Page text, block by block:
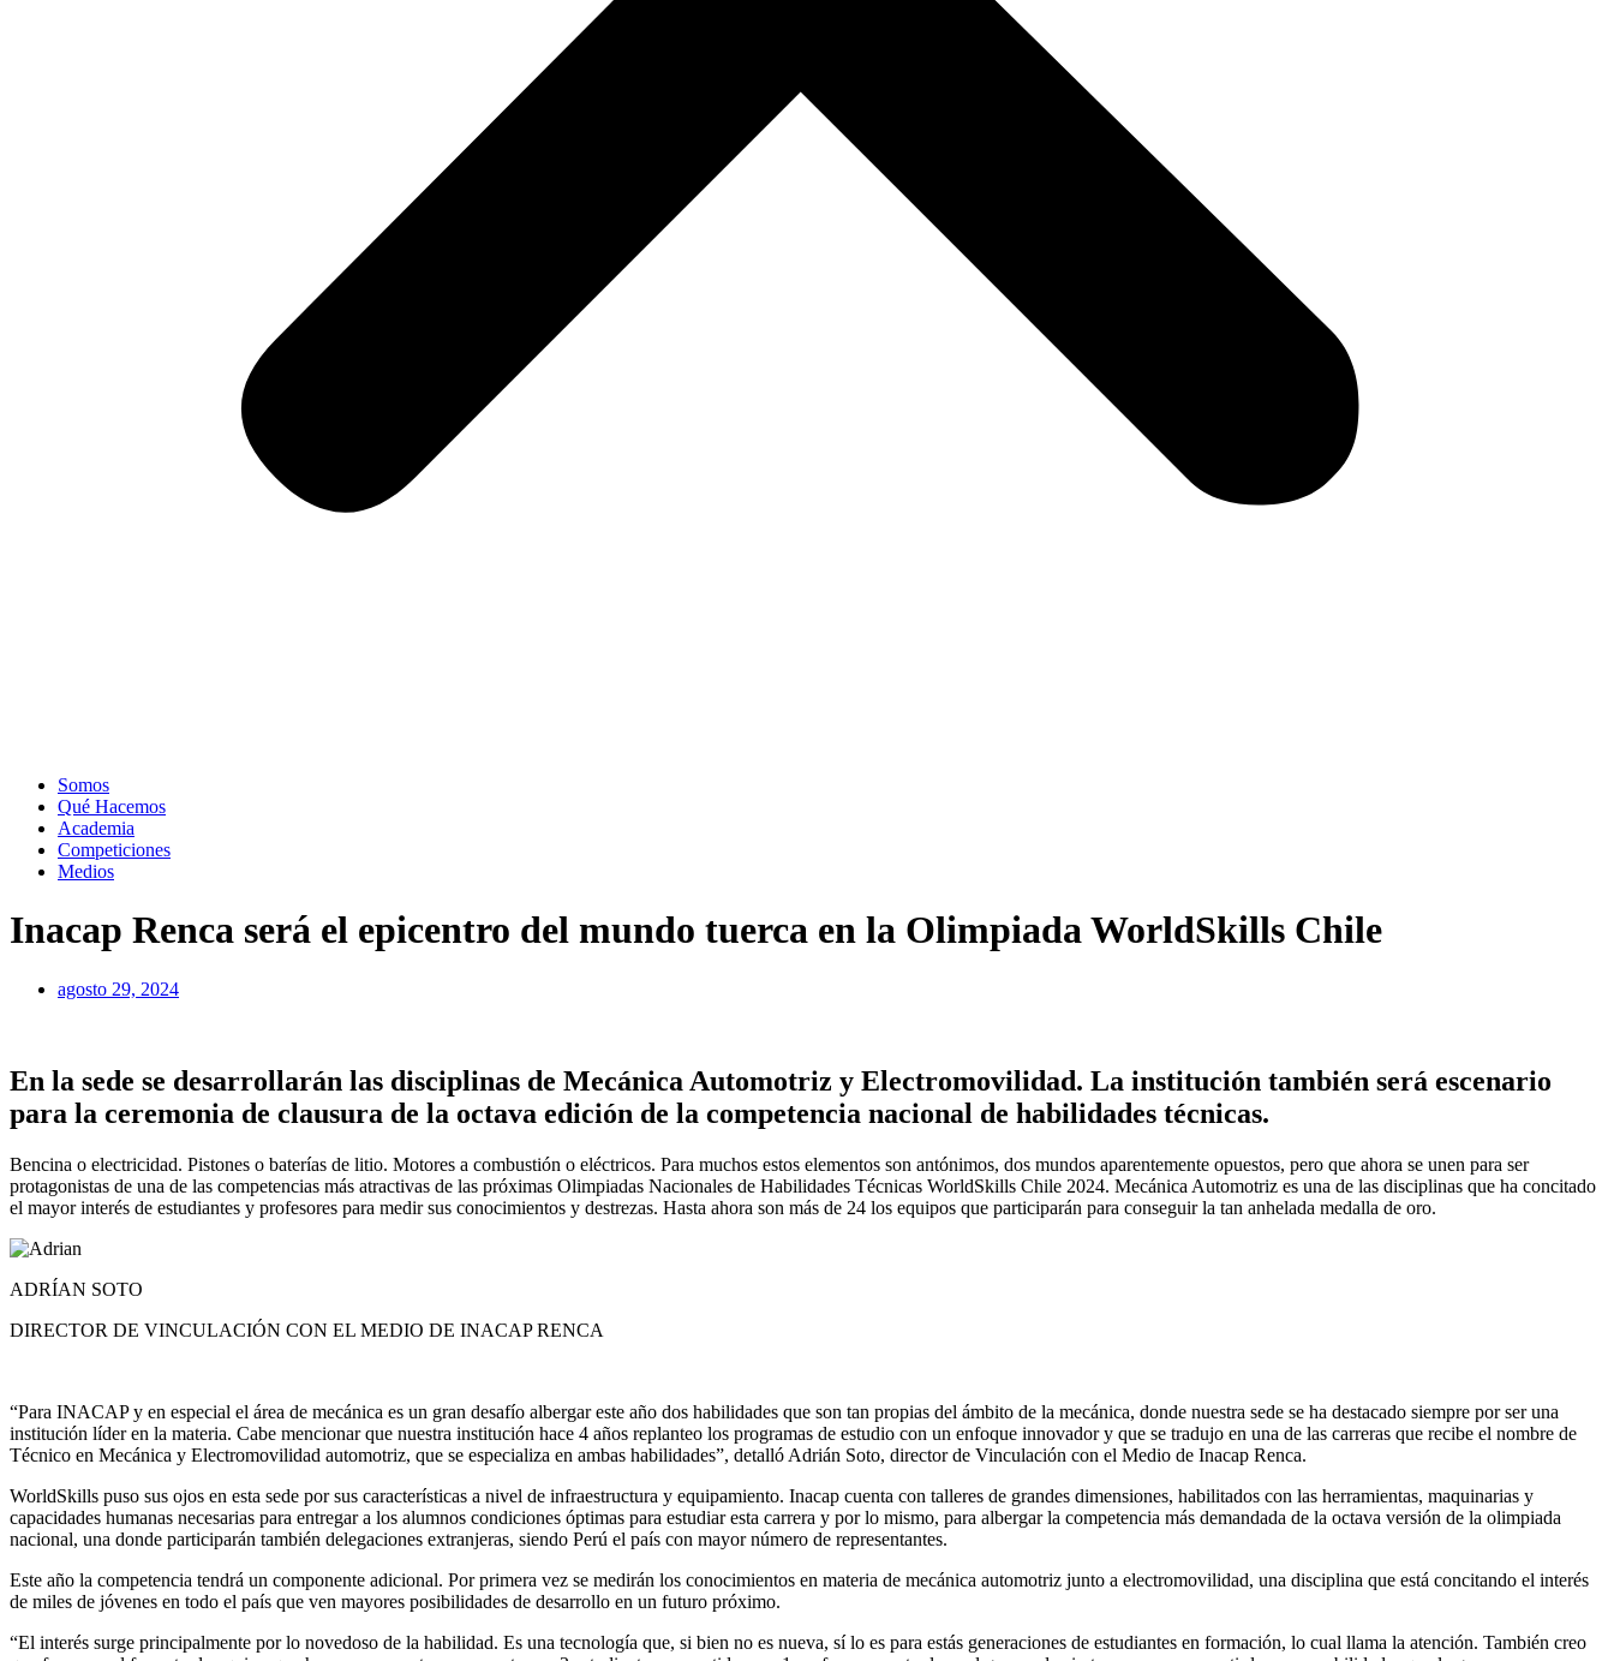
Somos
Qué Hacemos
Academia
Competiciones
Medios
Inacap Renca será el epicentro del mundo tuerca en la Olimpiada WorldSkills Chile
agosto 29, 2024
En la sede se desarrollarán las disciplinas de Mecánica Automotriz y Electromovilidad. La institución también será escenario
para la ceremonia de clausura de la octava edición de la competencia nacional de habilidades técnicas.
Bencina o electricidad. Pistones o baterías de litio. Motores a combustión o eléctricos. Para muchos estos elementos son antónimos, dos mundos aparentemente opuestos, pero que ahora se unen para ser
protagonistas de una de las competencias más atractivas de las próximas Olimpiadas Nacionales de Habilidades Técnicas WorldSkills Chile 2024. Mecánica Automotriz es una de las disciplinas que ha concitado
el mayor interés de estudiantes y profesores para medir sus conocimientos y destrezas. Hasta ahora son más de 24 los equipos que participarán para conseguir la tan anhelada medalla de oro.
ADRÍAN SOTO
DIRECTOR DE VINCULACIÓN CON EL MEDIO DE INACAP RENCA
“Para INACAP y en especial el área de mecánica es un gran desafío albergar este año dos habilidades que son tan propias del ámbito de la mecánica, donde nuestra sede se ha destacado siempre por ser una
institución líder en la materia. Cabe mencionar que nuestra institución hace 4 años replanteo los programas de estudio con un enfoque innovador y que se tradujo en una de las carreras que recibe el nombre de
Técnico en Mecánica y Electromovilidad automotriz, que se especializa en ambas habilidades”, detalló Adrián Soto, director de Vinculación con el Medio de Inacap Renca.
WorldSkills puso sus ojos en esta sede por sus características a nivel de infraestructura y equipamiento. Inacap cuenta con talleres de grandes dimensiones, habilitados con las herramientas, maquinarias y
capacidades humanas necesarias para entregar a los alumnos condiciones óptimas para estudiar esta carrera y por lo mismo, para albergar la competencia más demandada de la octava versión de la olimpiada
nacional, una donde participarán también delegaciones extranjeras, siendo Perú el país con mayor número de representantes.
Este año la competencia tendrá un componente adicional. Por primera vez se medirán los conocimientos en materia de mecánica automotriz junto a electromovilidad, una disciplina que está concitando el interés
de miles de jóvenes en todo el país que ven mayores posibilidades de desarrollo en un futuro próximo.
“El interés surge principalmente por lo novedoso de la habilidad. Es una tecnología que, si bien no es nueva, sí lo es para estás generaciones de estudiantes en formación, lo cual llama la atención. También creo